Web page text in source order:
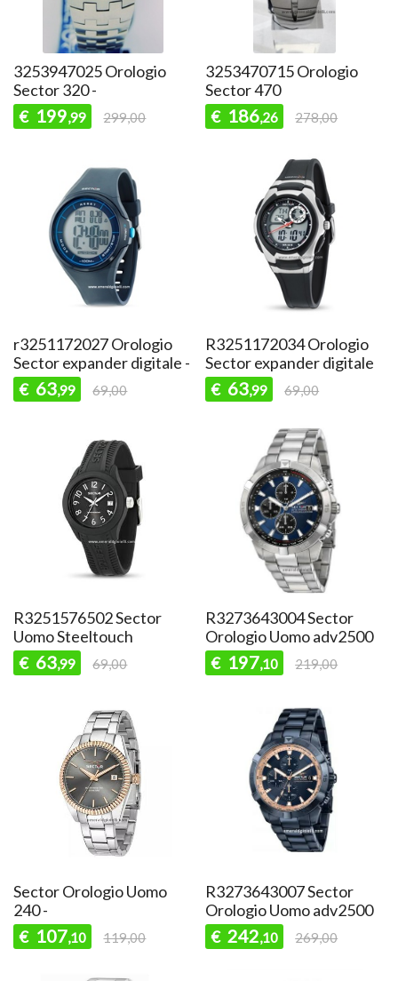
3253947025 Orologio
Sector 320 -
€ 199,99 299,00
3253470715 Orologio
Sector 470
€ 186,26 278,00
r3251172027 Orologio
Sector expander digitale -
€ 63,99 69,00
R3251172034 Orologio
Sector expander digitale
€ 63,99 69,00
R3251576502 Sector
Uomo Steeltouch
€ 63,99 69,00
R3273643004 Sector
Orologio Uomo adv2500
€ 197,10 219,00
Sector Orologio Uomo
240 -
€ 107,10 119,00
R3273643007 Sector
Orologio Uomo adv2500
€ 242,10 269,00